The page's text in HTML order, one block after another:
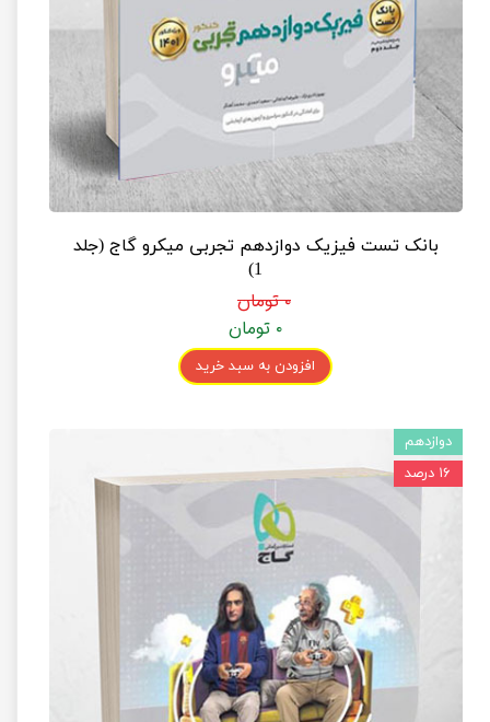
بانک تست فیزیک دوازدهم تجربی میکرو گاج (جلد
1)
۰ تومان
۰ تومان
افزودن به سبد خرید
دوازدهم
۱۶ درصد